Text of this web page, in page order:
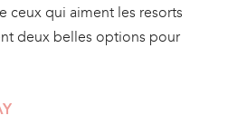
ceux qui aiment les resorts
deux belles options pour